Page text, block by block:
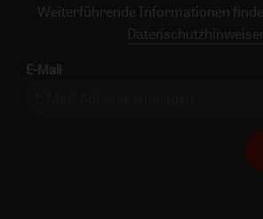
Weiterführende Informationen
Datenschutzhinweisen
E-Mail